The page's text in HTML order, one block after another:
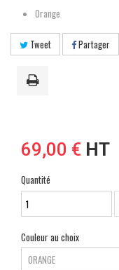
Orange
Tweet Partager
69,00 € HT
Quantité
Couleur au choix